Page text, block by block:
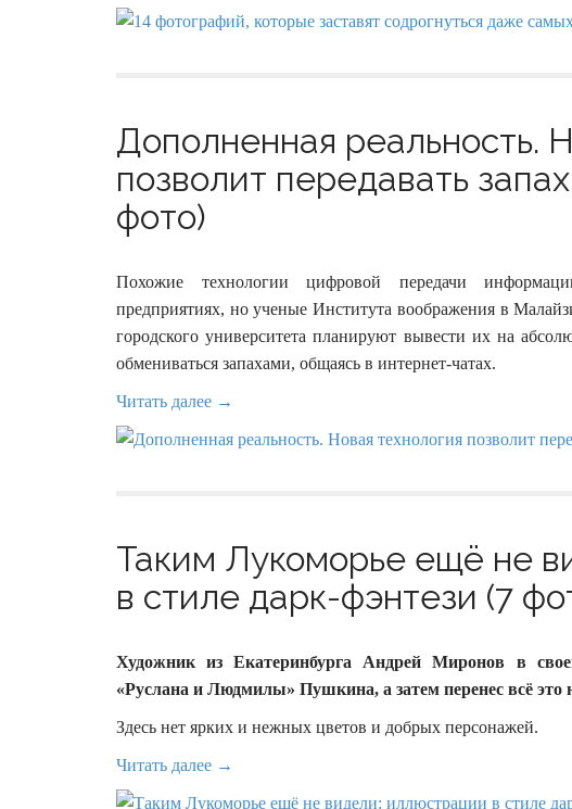
Дополненная реальность.
позволит передавать
фото)
Похожие технологии цифровой передачи
предприятиях, но ученые Института воображения в
городского университета планируют вывести их на
обмениваться запахами, общаясь в интернет-чатах.
Читать далее →
Таким Лукоморье ещё не
в стиле дарк-фэнтези (7
Художник из Екатеринбурга Андрей Миронов в
«Руслана и Людмилы» Пушкина, а затем перенес всё это
Здесь нет ярких и нежных цветов и добрых персонажей.
Читать далее →